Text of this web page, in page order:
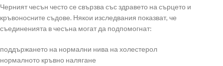
Черният чесън често се свързва със здравето на сърцето и
кръвоносните съдове. Някои изследвания показват, че
съединенията в чесъна могат да подпомогнат:
поддържането на нормални нива на холестерол
нормалното кръвно налягане